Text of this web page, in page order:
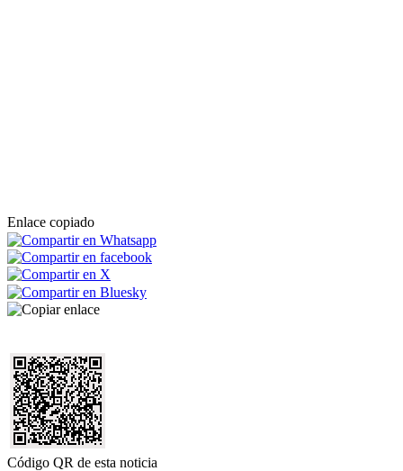
Enlace copiado
Código QR de esta noticia